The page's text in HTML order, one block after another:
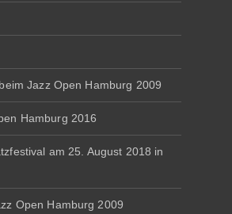
Jazz Open Hamburg 2009
Hamburg 2016
am 25. August 2018 in
Open Hamburg 2009